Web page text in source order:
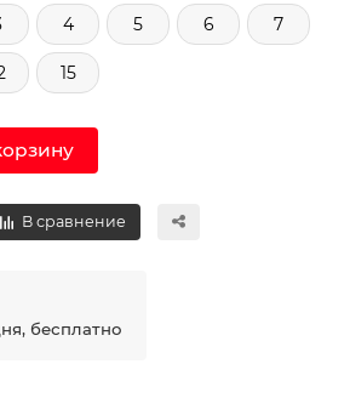
4 5 6 7
15
В сравнение
бесплатно